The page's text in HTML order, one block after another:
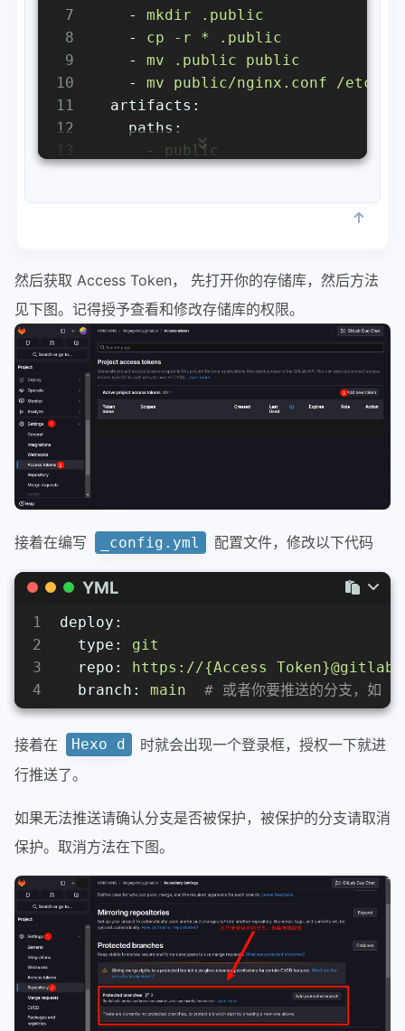
7
8
9
10
11
12
13
-
mkdir
.public
-
cp -r *
.public
-
mv .public
public
-
mv public/nginx.conf
/etc/
artifacts:
paths:
-
public
然后获取 Access Token， 先打开你的存储库，然后方法
见下图。记得授予查看和修改存储库的权限。
接着在编写 _config.yml 配置文件，修改以下代码
YML
1
2
3
4
deploy:
type:
git
repo:
https://{Access
branch:
main # 或者你要推送的分支，
接着在 Hexo d
时就会出现一个登录框，授权一下就进
行推送了。
如果无法推送请确认分支是否被保护，被保护的分支请取消
保护。取消方法在下图。